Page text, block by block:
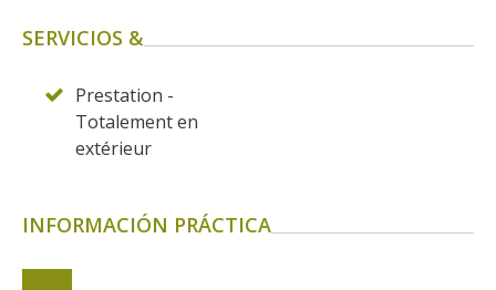
SERVICIOS &
Prestation -
Totalement en
extérieur
INFORMACIÓN PRÁCTICA